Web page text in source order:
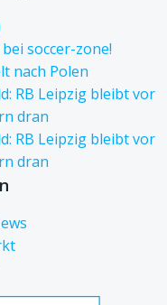
soccer-zone!
nach Polen
RB Leipzig bleibt vor
dran
RB Leipzig bleibt vor
dran